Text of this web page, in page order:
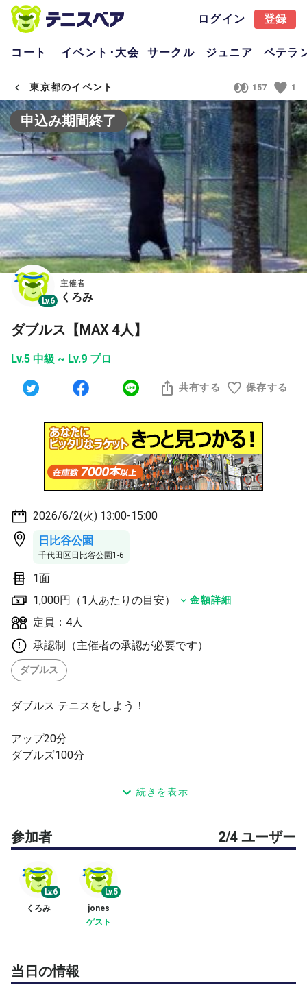
ログイン 登録
コート イベント･大会 サークル ジュニア ベテラ
東京都のイベント 157 1
申込み期間終了
Lv.6
主催者
くろみ
ダブルス【MAX 4人】
Lv.5 中級 ~ Lv.9 プロ
共有する 保存する
2026/6/2(火) 13:00-15:00
日比谷公園
千代田区日比谷公園1-6
1面
1,000円（1人あたりの目安）
金額詳細
定員：4人
承認制（主催者の承認が必要です）
ダブルス
ダブルス テニスをしよう！
アップ20分
ダブルズ100分
参加人数が4人未満の場合は、シングルス戦を行います。
Tiebreakあり
続きを表示
参加者 2/4 ユーザー
Lv.6
くろみ
Lv.5
jones
ゲスト
当日の情報